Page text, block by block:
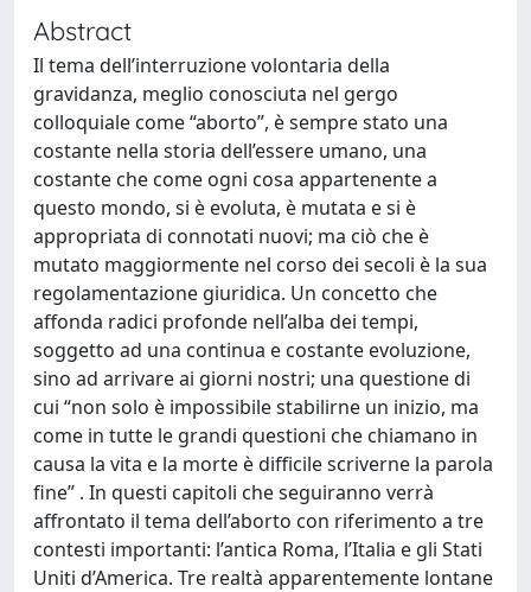
Abstract
Il tema dell’interruzione volontaria della
gravidanza, meglio conosciuta nel gergo
colloquiale come “aborto”, è sempre stato una
costante nella storia dell’essere umano, una
costante che come ogni cosa appartenente a
questo mondo, si è evoluta, è mutata e si è
appropriata di connotati nuovi; ma ciò che è
mutato maggiormente nel corso dei secoli è la sua
regolamentazione giuridica. Un concetto che
affonda radici profonde nell’alba dei tempi,
soggetto ad una continua e costante evoluzione,
sino ad arrivare ai giorni nostri; una questione di
cui “non solo è impossibile stabilirne un inizio, ma
come in tutte le grandi questioni che chiamano in
causa la vita e la morte è difficile scriverne la parola
fine” . In questi capitoli che seguiranno verrà
affrontato il tema dell’aborto con riferimento a tre
contesti importanti: l’antica Roma, l’Italia e gli Stati
Uniti d’America. Tre realtà apparentemente lontane